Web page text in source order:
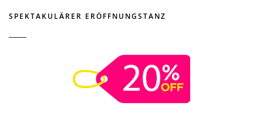
SPEKTAKULÄRER ERÖFFNUNGSTANZ